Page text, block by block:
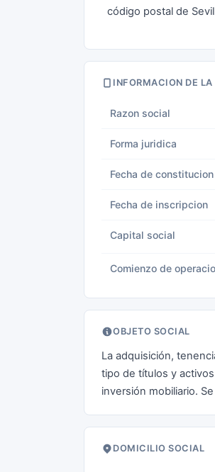
código postal de
INFORMACION DE LA
Razon social
Forma juridica
Fecha de constitucion
Fecha de inscripcion
Capital social
Comienzo de
OBJETO SOCIAL
La adquisición,
tipo de títulos y
inversión mobiliario.
DOMICILIO SOCIAL